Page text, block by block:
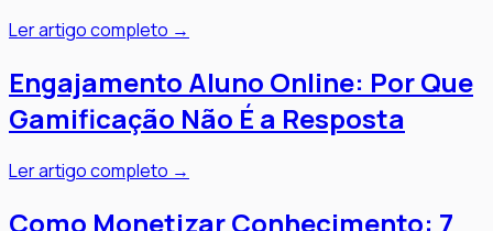
Ler artigo completo →
Engajamento Aluno Online: Por Que
Gamificação Não É a Resposta
Ler artigo completo →
Como Monetizar Conhecimento: 7